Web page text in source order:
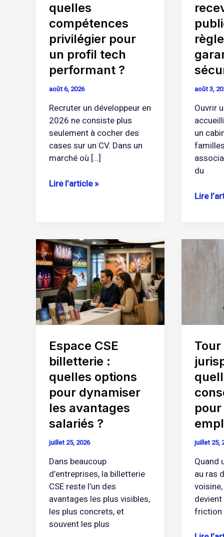
quelles
compétences
privilégier pour
un profil tech
performant ?
août 6, 2026
Recruter un développeur en
2026 ne consiste plus
seulement à cocher des
cases sur un CV. Dans un
marché où […]
performant
?
Lire l’article »
août 3,
Ouvrir
un
du
sécurité
?
Lire
Espace CSE
billetterie :
quelles options
pour dynamiser
les avantages
salariés ?
juillet 25, 2026
Dans beaucoup
d’entreprises, la billetterie
CSE reste l’un des
avantages les plus visibles,
les plus concrets, et
souvent les plus
Espace
CSE
billetterie
:
quelles
options
pour
les
avantages
salariés
?
Tour
pour
juillet 25,
Quand
au ras
friction
d’échelle
les
?